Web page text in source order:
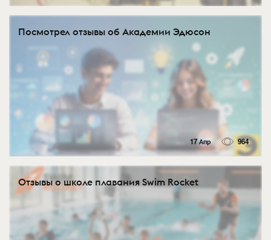
Посмотрел отзывы об Академии Эдюсон
17 Апр 964
Отзывы о школе плавания Swim Rocket